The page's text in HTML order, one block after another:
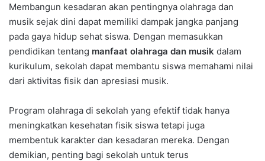
Membangun kesadaran akan pentingnya olahraga dan
musik sejak dini dapat memiliki dampak jangka panjang
pada gaya hidup sehat siswa. Dengan memasukkan
pendidikan tentang manfaat olahraga dan musik dalam
kurikulum, sekolah dapat membantu siswa memahami nilai
dari aktivitas fisik dan apresiasi musik.
Program olahraga di sekolah yang efektif tidak hanya
meningkatkan kesehatan fisik siswa tetapi juga
membentuk karakter dan kesadaran mereka. Dengan
demikian, penting bagi sekolah untuk terus